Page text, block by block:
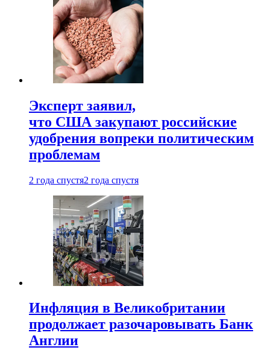
Эксперт заявил,
что США закупают российские
удобрения вопреки политическим
проблемам
2 года спустя2 года спустя
Инфляция в Великобритании
продолжает разочаровывать Банк
Англии